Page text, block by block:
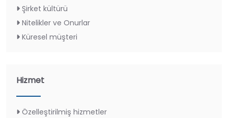
Şirket kültürü
Nitelikler ve Onurlar
Küresel müşteri
Hizmet
Özelleştirilmiş hizmetler